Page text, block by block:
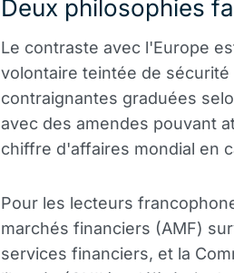
Deux philosophies
Le contraste avec l'Europe
volontaire teintée de
contraignantes graduées
avec des amendes pouvant
chiffre d'affaires mondial en
Pour les lecteurs
marchés financiers (AMF)
services financiers, et la